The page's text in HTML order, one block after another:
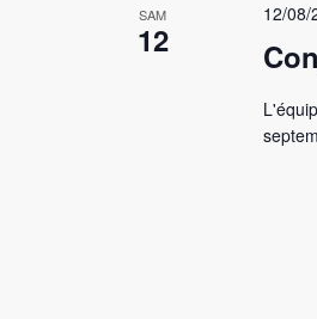
SAM
12
12/08/